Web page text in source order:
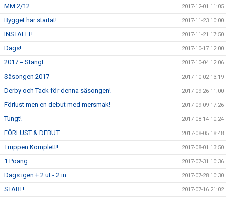
MM 2/12 2017-12-01 11:05
Bygget har startat! 2017-11-23 10:00
INSTÄLLT! 2017-11-21 17:50
Dags! 2017-10-17 12:00
2017 = Stängt 2017-10-04 12:06
Säsongen 2017 2017-10-02 13:19
Derby och Tack för denna säsongen! 2017-09-26 11:00
Förlust men en debut med mersmak! 2017-09-09 17:26
Tungt! 2017-08-14 10:24
FÖRLUST & DEBUT 2017-08-05 18:48
Truppen Komplett! 2017-08-01 13:50
1 Poäng 2017-07-31 10:36
Dags igen + 2 ut - 2 in. 2017-07-28 10:30
START! 2017-07-16 21:02